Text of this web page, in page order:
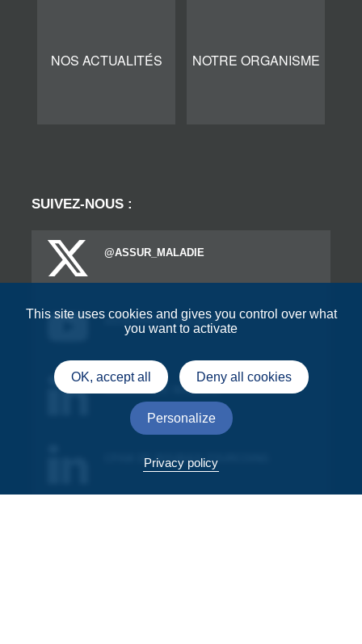
NOS ACTUALITÉS NOTRE ORGANISME
SUIVEZ-NOUS :
@ASSUR_MALADIE
ASSURANCE MALADIE
ASSURANCE MALADIE
CPAM DE ROUBAIX-TOURCOING
This site uses cookies and gives you control over what
you want to activate
OK, accept all Deny all cookies
Personalize
Privacy policy